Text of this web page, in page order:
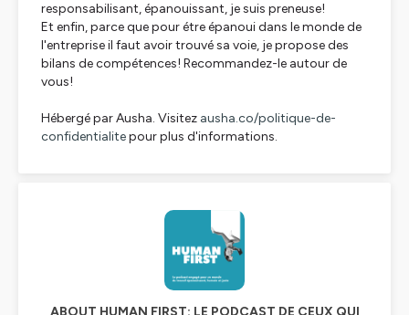
responsabilisant, épanouissant, je suis preneuse!
Et enfin, parce que pour étre épanoui dans le monde de
l'entreprise il faut avoir trouvé sa voie, je propose des
bilans de compétences! Recommandez-le autour de
vous!
Hébergé par Ausha. Visitez ausha.co/politique-de-
confidentialitepour plus d'informations.
ABOUT HUMAN FIRST: LE PODCAST DE CEUX QUI